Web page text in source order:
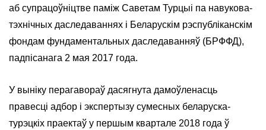
аб супрацоўніцтве паміж Саветам Турцыі па навукова-
тэхнічных даследаваннях і Беларускім рэспубліканскім
фондам фундаментальных даследаванняў (БРФФД),
падпісанага 2 мая 2017 года.
У выніку перагавораў дасягнута дамоўленасць
правесці адбор і экспертызу сумесных беларуска-
турэцкіх праектаў у першым квартале 2018 года ў